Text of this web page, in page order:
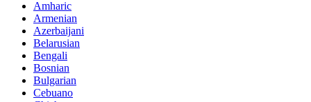
Amharic
Armenian
Azerbaijani
Belarusian
Bengali
Bosnian
Bulgarian
Cebuano